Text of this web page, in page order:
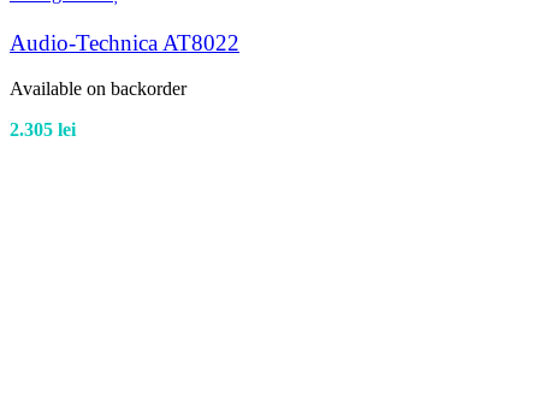
Audio-Technica AT8022
Available on backorder
2.305 lei